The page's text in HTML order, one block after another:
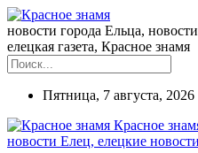
новости города Ельца,
елецкая газета, Красное знамя
Пятница, 7 августа, 2026
Красное
новости Елец, елецкие